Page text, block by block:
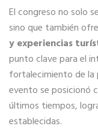
El congreso no solo
sino que también
y experiencias
punto clave para el
fortalecimiento de la
evento se posicionó
últimos tiempos,
establecidas.